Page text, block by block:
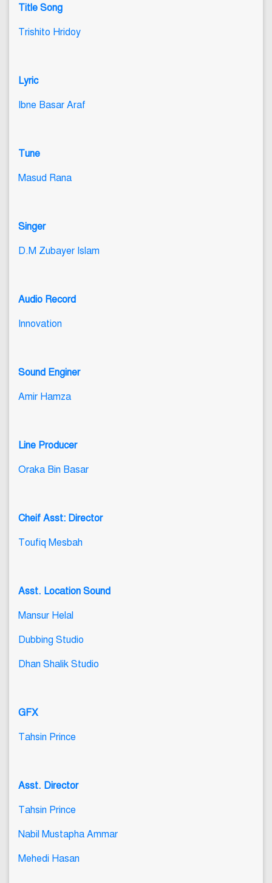
Title Song
Trishito Hridoy
Lyric
Ibne Basar Araf
Tune
Masud Rana
Singer
D.M Zubayer Islam
Audio Record
Innovation
Sound Enginer
Amir Hamza
Line Producer
Oraka Bin Basar
Cheif Asst: Director
Toufiq Mesbah
Asst. Location Sound
Mansur Helal
Dubbing Studio
Dhan Shalik Studio
GFX
Tahsin Prince
Asst. Director
Tahsin Prince
Nabil Mustapha Ammar
Mehedi Hasan